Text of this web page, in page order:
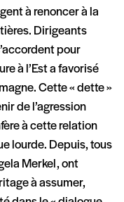
à renoncer à la
Dirigeants
pour
à l’Est a favorisé
Cette « dette »
de l’agression
à cette relation
lourde. Depuis, tous
Merkel, ont
à assumer,